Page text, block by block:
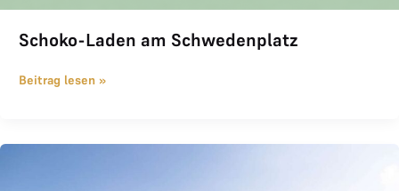
Schoko-Laden am Schwedenplatz
Beitrag lesen »